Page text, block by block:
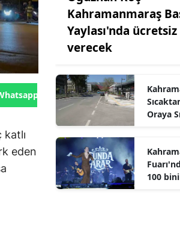
Gönder
eden
Kahramanmaraş
Yaylası'nda
verecek
Oraya
100